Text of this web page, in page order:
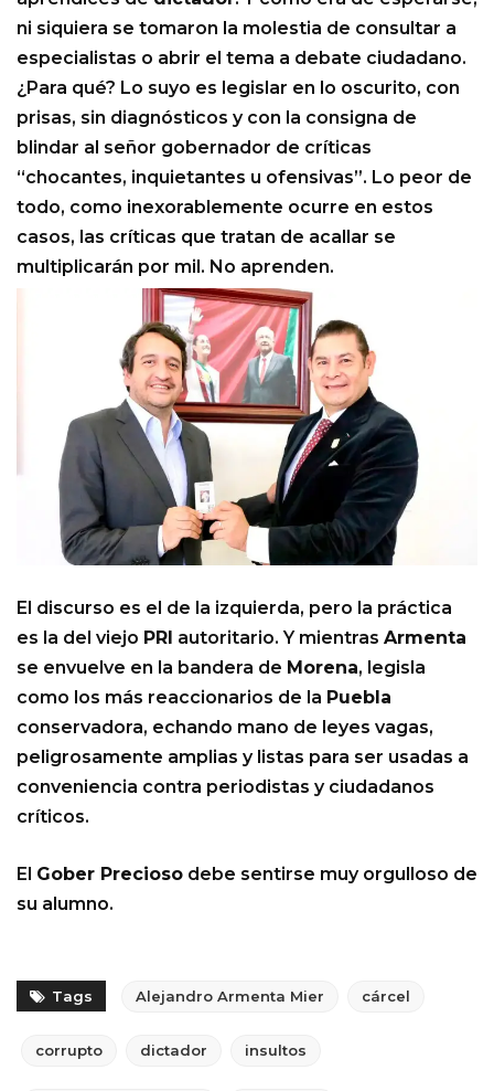
ni siquiera se tomaron la molestia de consultar a
especialistas o abrir el tema a debate ciudadano.
¿Para qué? Lo suyo es legislar en lo oscurito, con
prisas, sin diagnósticos y con la consigna de
blindar al señor gobernador de críticas
“chocantes, inquietantes u ofensivas”. Lo peor de
todo, como inexorablemente ocurre en estos
casos, las críticas que tratan de acallar se
multiplicarán por mil. No aprenden.
El discurso es el de la izquierda, pero la práctica
es la del viejo PRI autoritario. Y mientras Armenta
se envuelve en la bandera de Morena, legisla
como los más reaccionarios de la Puebla
conservadora, echando mano de leyes vagas,
peligrosamente amplias y listas para ser usadas a
conveniencia contra periodistas y ciudadanos
críticos.
El Gober Precioso debe sentirse muy orgulloso de
su alumno.
Tags Alejandro Armenta Mier cárcel
corrupto dictador insultos